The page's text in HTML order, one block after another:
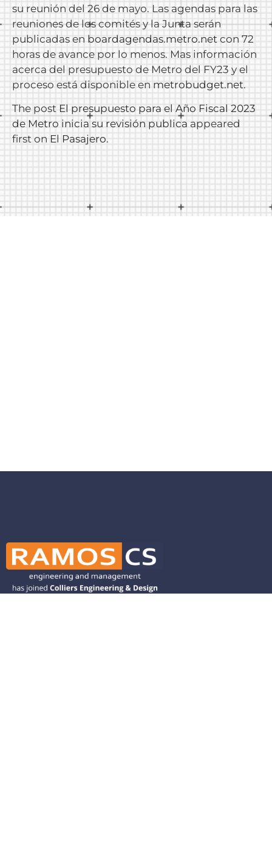
su reunión del 26 de mayo. Las agendas para las
reuniones de los comités y la Junta serán
publicadas en boardagendas.metro.net con 72
horas de avance por lo menos. Mas información
acerca del presupuesto de Metro del FY23 y el
proceso está disponible en metrobudget.net.
The post El presupuesto para el Año Fiscal 2023
de Metro inicia su revisión publica appeared
first on El Pasajero.